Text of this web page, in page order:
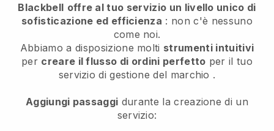
Blackbell offre al tuo servizio un livello unico di
sofisticazione ed efficienza : non c'è nessuno
come noi.
Abbiamo a disposizione molti strumenti intuitivi
per creare il flusso di ordini perfetto per il tuo
servizio di gestione del marchio .
Aggiungi passaggi durante la creazione di un
servizio: